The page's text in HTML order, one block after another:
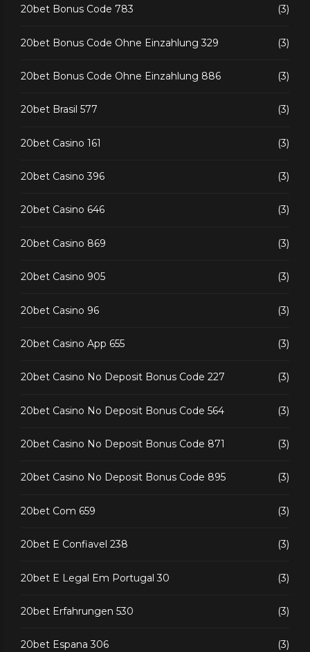
20bet Bonus Code 783 (3)
20bet Bonus Code Ohne Einzahlung 329 (3)
20bet Bonus Code Ohne Einzahlung 886 (3)
20bet Brasil 577 (3)
20bet Casino 161 (3)
20bet Casino 396 (3)
20bet Casino 646 (3)
20bet Casino 869 (3)
20bet Casino 905 (3)
20bet Casino 96 (3)
20bet Casino App 655 (3)
20bet Casino No Deposit Bonus Code 227 (3)
20bet Casino No Deposit Bonus Code 564 (3)
20bet Casino No Deposit Bonus Code 871 (3)
20bet Casino No Deposit Bonus Code 895 (3)
20bet Com 659 (3)
20bet E Confiavel 238 (3)
20bet E Legal Em Portugal 30 (3)
20bet Erfahrungen 530 (3)
20bet Espana 306 (3)